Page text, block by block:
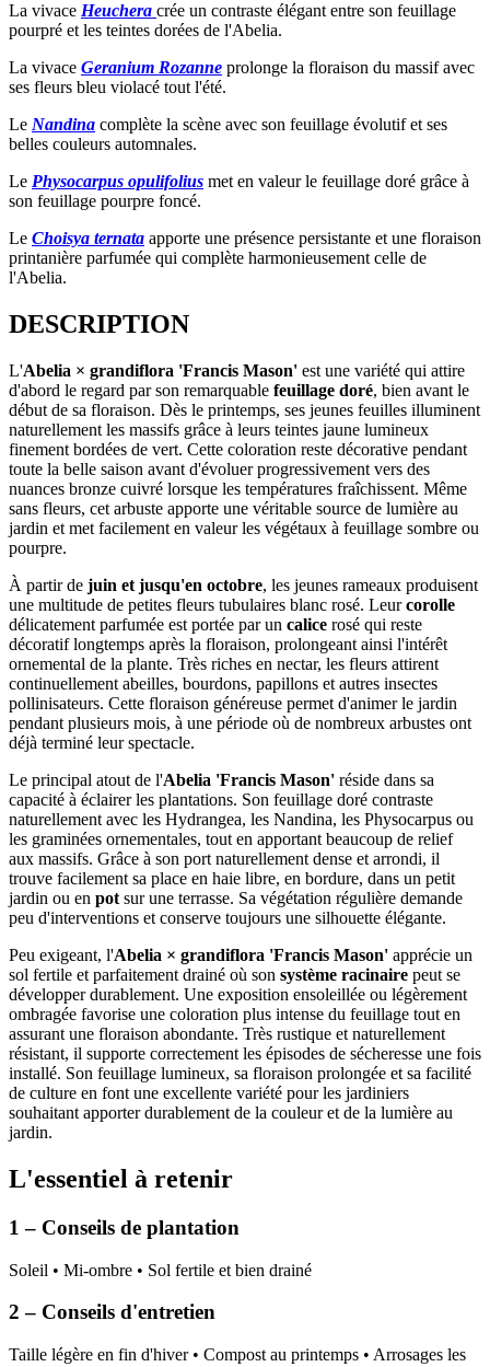
La vivace Heuchera crée un contraste élégant entre son feuillage
pourpré et les teintes dorées de l'Abelia.
La vivace Geranium Rozanne prolonge la floraison du massif avec
ses fleurs bleu violacé tout l'été.
Le Nandina complète la scène avec son feuillage évolutif et ses
belles couleurs automnales.
Le Physocarpus opulifolius met en valeur le feuillage doré grâce à
son feuillage pourpre foncé.
Le Choisya ternata apporte une présence persistante et une floraison
printanière parfumée qui complète harmonieusement celle de
l'Abelia.
DESCRIPTION
L'Abelia × grandiflora 'Francis Mason' est une variété qui attire
d'abord le regard par son remarquable feuillage doré, bien avant le
début de sa floraison. Dès le printemps, ses jeunes feuilles illuminent
naturellement les massifs grâce à leurs teintes jaune lumineux
finement bordées de vert. Cette coloration reste décorative pendant
toute la belle saison avant d'évoluer progressivement vers des
nuances bronze cuivré lorsque les températures fraîchissent. Même
sans fleurs, cet arbuste apporte une véritable source de lumière au
jardin et met facilement en valeur les végétaux à feuillage sombre ou
pourpre.
À partir de juin et jusqu'en octobre, les jeunes rameaux produisent
une multitude de petites fleurs tubulaires blanc rosé. Leurcorolle
délicatement parfumée est portée par un calice rosé qui reste
décoratif longtemps après la floraison, prolongeant ainsi l'intérêt
ornemental de la plante. Très riches en nectar, les fleurs attirent
continuellement abeilles, bourdons, papillons et autres insectes
pollinisateurs. Cette floraison généreuse permet d'animer le jardin
pendant plusieurs mois, à une période où de nombreux arbustes ont
déjà terminé leur spectacle.
Le principal atout de l'Abelia 'Francis Mason' réside dans sa
capacité à éclairer les plantations. Son feuillage doré contraste
naturellement avec les Hydrangea, les Nandina, les Physocarpus ou
les graminées ornementales, tout en apportant beaucoup de relief
aux massifs. Grâce à son port naturellement dense et arrondi, il
trouve facilement sa place en haie libre, en bordure, dans un petit
jardin ou en pot sur une terrasse. Sa végétation régulière demande
peu d'interventions et conserve toujours une silhouette élégante.
Peu exigeant, l'Abelia × grandiflora 'Francis Mason' apprécie un
sol fertile et parfaitement drainé où son système racinaire peut se
développer durablement. Une exposition ensoleillée ou légèrement
ombragée favorise une coloration plus intense du feuillage tout en
assurant une floraison abondante. Très rustique et naturellement
résistant, il supporte correctement les épisodes de sécheresse une fois
installé. Son feuillage lumineux, sa floraison prolongée et sa facilité
de culture en font une excellente variété pour les jardiniers
souhaitant apporter durablement de la couleur et de la lumière au
jardin.
L'essentiel à retenir
1 – Conseils de plantation
Soleil • Mi-ombre • Sol fertile et bien drainé
2 – Conseils d'entretien
Taille légère en fin d'hiver • Compost au printemps • Arrosages les